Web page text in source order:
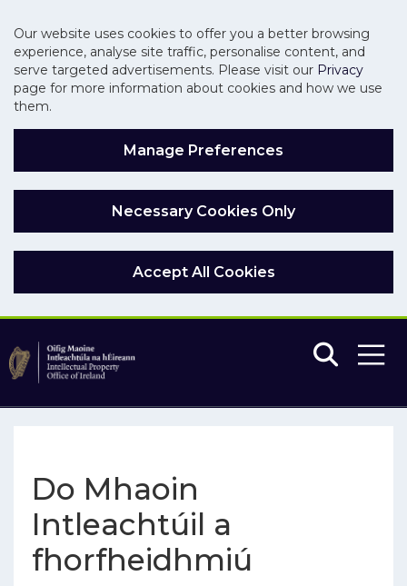
Our website uses cookies to offer you a better browsing
experience, analyse site traffic, personalise content, and
serve targeted advertisements. Please visit our Privacy
page for more information about cookies and how we use
them.
Manage Preferences
Necessary Cookies Only
Accept All Cookies
Skip to main content
Do Mhaoin
Intleachtúil a
fhorfheidhmiú